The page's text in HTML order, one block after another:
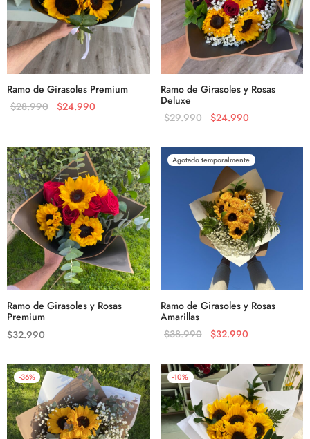
Ramo de Girasoles Premium
$28.990 $24.990
Ramo de Girasoles y Rosas
Deluxe
$29.990 $24.990
Ramo de Girasoles y Rosas
Premium
$32.990
Agotado temporalmente
Ramo de Girasoles y Rosas
Amarillas
$38.990 $32.990
-36% -10%